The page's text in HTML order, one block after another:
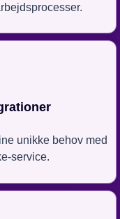
unikke behov med
service.